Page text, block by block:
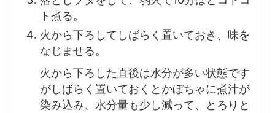
ト煮る。
火から下ろしてしばらく置いておき、味を
なじませる。
火から下ろした直後は水分が多い状態です
がしばらく置いておくとかぼちゃに煮汁が
染み込み、水分量も少し減って、とろりと